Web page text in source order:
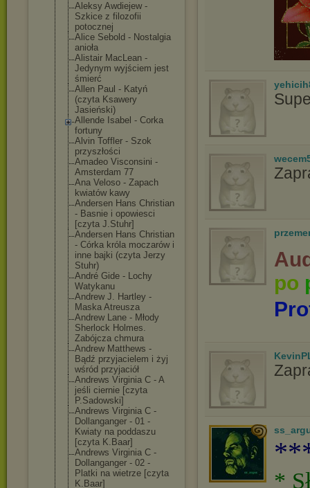
Aleksy Awdiejew -
Szkice z filozofii
potocznej
Alice Sebold - Nostalgia
anioła
Alistair MacLean -
Jedynym wyjściem jest
śmierć
Allen Paul - Katyń
(czyta Ksawery
Jasieński)
Allende Isabel - Corka
fortuny
Alvin Toffler - Szok
przyszłości
Amadeo Visconsini -
Amsterdam 77
Ana Veloso - Zapach
kwiatów kawy
Andersen Hans Christian
- Basnie i opowiesci
[czyta J.Stuhr]
Andersen Hans Christian
- Córka króla moczarów i
inne bajki (czyta Jerzy
Stuhr)
André Gide - Lochy
Watykanu
Andrew J. Hartley -
Maska Atreusza
Andrew Lane - Młody
Sherlock Holmes.
Zabójcza chmura
Andrew Matthews -
Bądź przyjacielem i żyj
wśród przyjaciół
Andrews Virginia C - A
jeśli ciernie [czyta
P.Sadowski]
Andrews Virginia C -
Dollanganger - 01 -
Kwiaty na poddaszu
[czyta K.Baar]
Andrews Virginia C -
Dollanganger - 02 -
Platki na wietrze [czyta
K.Baar]
po
*